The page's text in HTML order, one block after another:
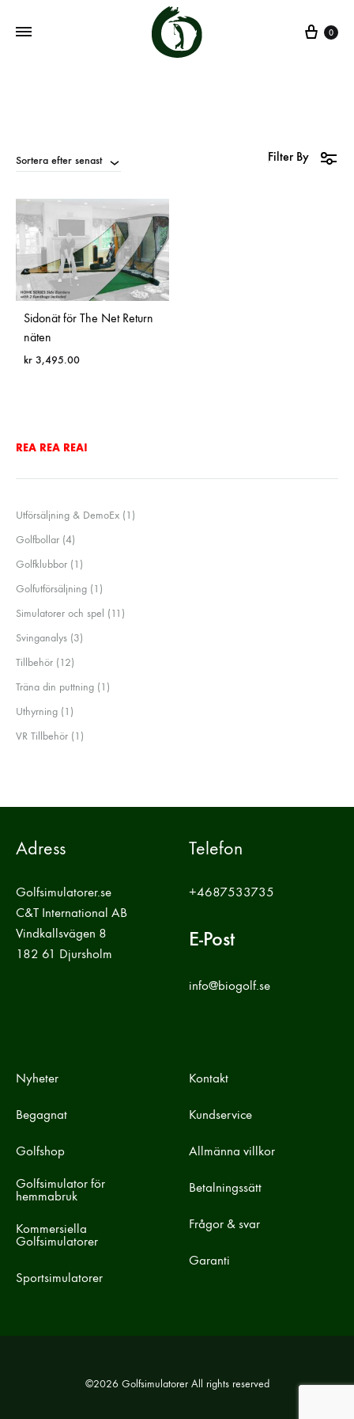
0
Sortera efter senast Filter By
Sidonät för The Net Return
näten
kr 3,495.00
REA REA REA!
Utförsäljning & DemoEx 1 1
Golfbollar 44
Golfklubbor 1 1
Golfutförsäljning 1 1
Simulatorer och spel 11 11
Svinganalys 33
Tillbehör 1212
Träna din puttning 1 1
Uthyrning 1 1
VR Tillbehör 1 1
Adress
Golfsimulatorer.se
C&T International AB
Vindkallsvägen 8
182 61 Djursholm
Telefon
+4687533735
E-Post
info@biogolf.se
Nyheter
Begagnat
Golfshop
Golfsimulator för
hemmabruk
Kommersiella
Golfsimulatorer
Sportsimulatorer
Kontakt
Kundservice
Allmänna villkor
Betalningssätt
Frågor & svar
Garanti
©2026 Golfsimulatorer All rights reserved